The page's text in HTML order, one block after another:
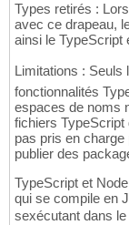
Types retirés :
avec ce drapeau,
ainsi le TypeScript
Limitations : Seuls
fonctionnalités
espaces de noms
fichiers TypeScript
pas pris en
publier des
TypeScript et
qui se compile en
sexécutant dans